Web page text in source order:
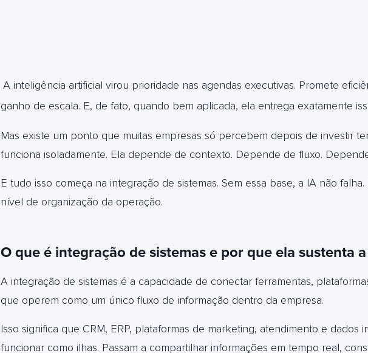
A inteligência artificial virou prioridade nas agendas executivas. Promete
ganho de escala. E, de fato, quando bem aplicada, ela entrega exatamente
Mas existe um ponto que muitas empresas só percebem depois de investir
funciona isoladamente. Ela depende de contexto. Depende de fluxo.
E tudo isso começa na integração de sistemas. Sem essa base, a IA não
nível de organização da operação.
O que é integração de sistemas e por que ela sustenta
A integração de sistemas é a capacidade de conectar ferramentas,
que operem como um único fluxo de informação dentro da empresa.
Isso significa que CRM, ERP, plataformas de marketing, atendimento e dados
funcionar como ilhas. Passam a compartilhar informações em tempo real,